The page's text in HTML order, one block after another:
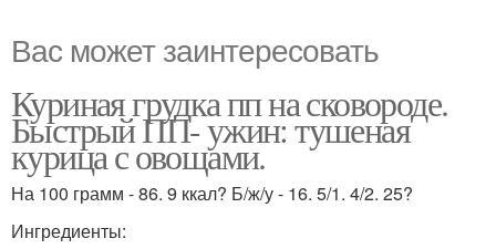
Вас может заинтересовать
Куриная грудка пп на сковороде.
Быстрый ПП- ужин: тушеная
курица с овощами.
На 100 грамм - 86. 9 ккал? Б/ж/у - 16. 5/1. 4/2. 25?
Ингредиенты: